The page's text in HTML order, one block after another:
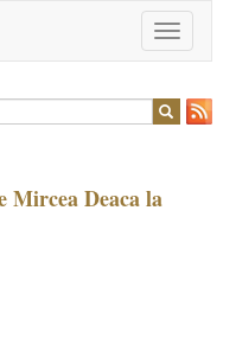
Toggle
navigation
Mircea Deaca la